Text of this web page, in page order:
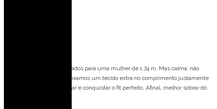
Nossos modelos são pensados para uma mulher de 1,74 m. Mas calma, não
precisa ter essa altura! Deixamos um tecido extra no comprimento justamente
para que você possa ajustar e conquistar o fit perfeito. Afinal, melhor sobrar do